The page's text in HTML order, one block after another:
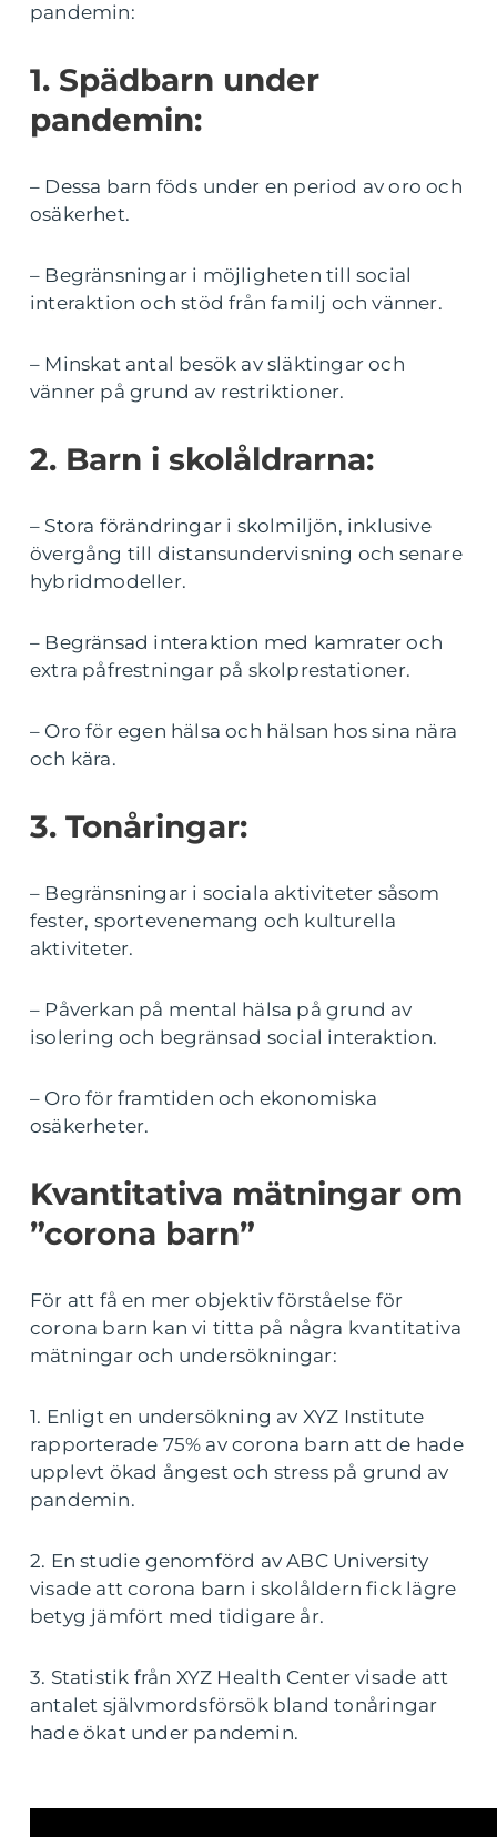
pandemin:
1. Spädbarn under
pandemin:
– Dessa barn föds under en period av oro och
osäkerhet.
– Begränsningar i möjligheten till social
interaktion och stöd från familj och vänner.
– Minskat antal besök av släktingar och
vänner på grund av restriktioner.
2. Barn i skolåldrarna:
– Stora förändringar i skolmiljön, inklusive
övergång till distansundervisning och senare
hybridmodeller.
– Begränsad interaktion med kamrater och
extra påfrestningar på skolprestationer.
– Oro för egen hälsa och hälsan hos sina nära
och kära.
3. Tonåringar:
– Begränsningar i sociala aktiviteter såsom
fester, sportevenemang och kulturella
aktiviteter.
– Påverkan på mental hälsa på grund av
isolering och begränsad social interaktion.
– Oro för framtiden och ekonomiska
osäkerheter.
Kvantitativa mätningar om
”corona barn”
För att få en mer objektiv förståelse för
corona barn kan vi titta på några kvantitativa
mätningar och undersökningar:
1. Enligt en undersökning av XYZ Institute
rapporterade 75% av corona barn att de hade
upplevt ökad ångest och stress på grund av
pandemin.
2. En studie genomförd av ABC University
visade att corona barn i skolåldern fick lägre
betyg jämfört med tidigare år.
3. Statistik från XYZ Health Center visade att
antalet självmordsförsök bland tonåringar
hade ökat under pandemin.